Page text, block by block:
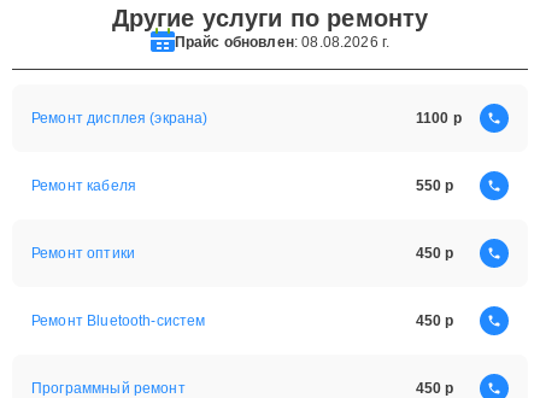
Другие услуги по ремонту
Прайс обновлен: 08.08.2026 г.
Ремонт дисплея (экрана) 1100
Ремонт кабеля 550
Ремонт оптики 450
Ремонт Bluetooth-систем 450
Программный ремонт 450